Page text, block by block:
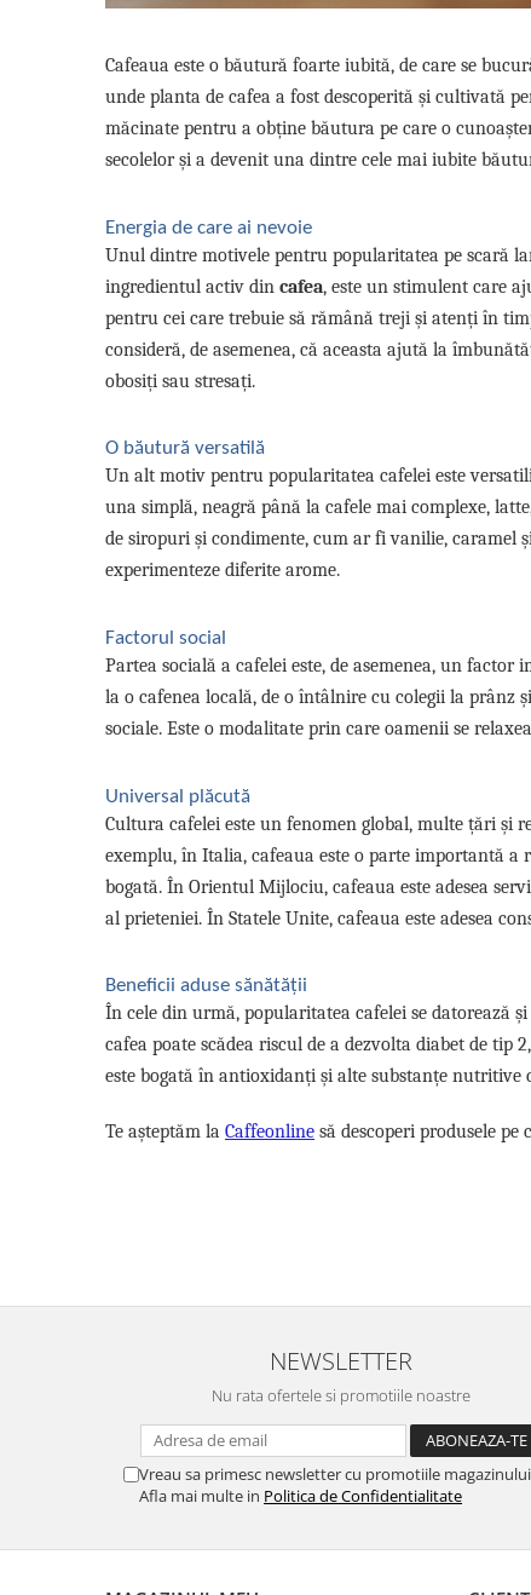
Stabilizatoare tensiune
Accesorii si intretinere
Cafeaua este o băutură foarte iubită, de care se
unde planta de cafea a fost descoperită și cultivată
măcinate pentru a obține băutura pe care o
secolelor și a devenit una dintre cele mai iubite
Energia de care ai nevoie
Unul dintre motivele pentru popularitatea pe scară
ingredientul activ din cafea, este un stimulent care
pentru cei care trebuie să rămână treji și atenți în
consideră, de asemenea, că aceasta ajută la
obosiți sau stresați.
O băutură versatilă
Un alt motiv pentru popularitatea cafelei este
una simplă, neagră până la cafele mai complexe,
de siropuri și condimente, cum ar fi vanilie, caramel
experimenteze diferite arome.
Factorul social
Partea socială a cafelei este, de asemenea, un
la o cafenea locală, de o întâlnire cu colegii la prânz
sociale. Este o modalitate prin care oamenii se
Universal plăcută
Cultura cafelei este un fenomen global, multe țări și
exemplu, în Italia, cafeaua este o parte importantă a
bogată. În Orientul Mijlociu, cafeaua este adesea
al prieteniei. În Statele Unite, cafeaua este adesea
Beneficii aduse sănătății
În cele din urmă, popularitatea cafelei se datorează
cafea poate scădea riscul de a dezvolta diabet de
este bogată în antioxidanți și alte substanțe
Te așteptăm la Caffeonline să descoperi produsele
NEWSLETTER
Nu rata ofertele si promotiile noastre
Vreau sa primesc newsletter cu promotiile
Afla mai multe in Politica de Confidentialitate